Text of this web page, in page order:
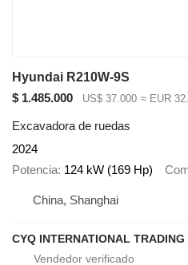
Hyundai R210W-9S
$ 1.485.000
US$ 37.000 ≈ EUR
Excavadora de ruedas
2024
Potencia 124 kW (169 Hp)
China, Shanghai
CYQ INTERNATIONAL